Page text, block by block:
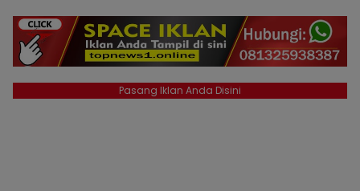
Pasang Iklan Anda Disini